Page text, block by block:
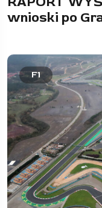
wnioski po
F1